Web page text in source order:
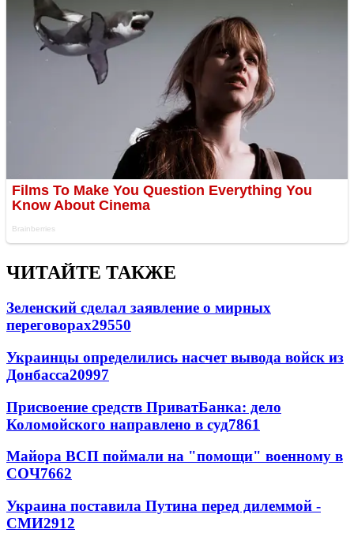
ЧИТАЙТЕ ТАКЖЕ
Зеленский сделал заявление о мирных
переговорах29550
Украинцы определились насчет вывода войск из
Донбасса20997
Присвоение средств ПриватБанка: дело
Коломойского направлено в суд7861
Майора ВСП поймали на "помощи" военному в
СОЧ7662
Украина поставила Путина перед дилеммой -
СМИ2912